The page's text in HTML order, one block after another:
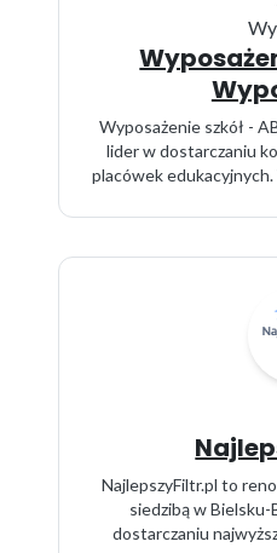
Wyposażenie szkół -
lider w dostarczaniu
placówek edukacyjnych.
NajlepszyFiltr.pl to
siedzibą w Bielsku-
dostarczaniu